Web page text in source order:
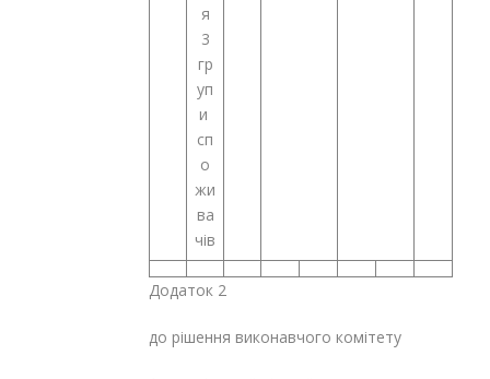
я
3
гр
уп
и
сп
о
жи
ва
чів
Додаток 2
до рішення виконавчого комітету